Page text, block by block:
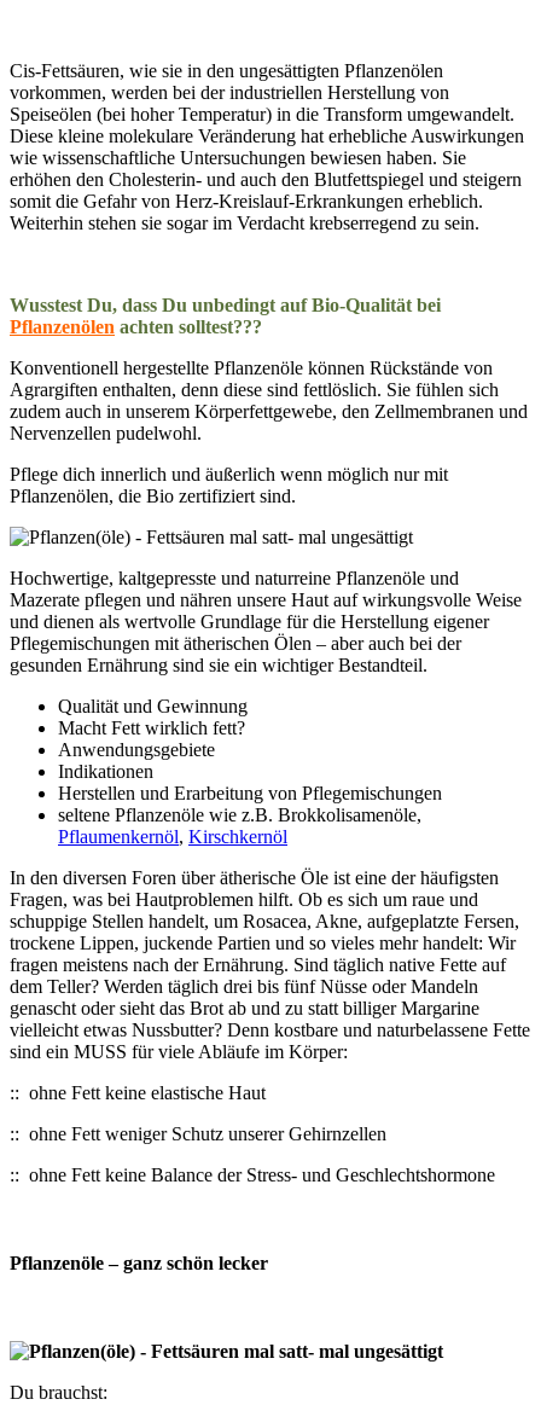
Cis-Fettsäuren, wie sie in den ungesättigten Pflanzenölen
vorkommen, werden bei der industriellen Herstellung von
Speiseölen (bei hoher Temperatur) in die Transform umgewandelt.
Diese kleine molekulare Veränderung hat erhebliche Auswirkungen
wie wissenschaftliche Untersuchungen bewiesen haben. Sie
erhöhen den Cholesterin- und auch den Blutfettspiegel und steigern
somit die Gefahr von Herz-Kreislauf-Erkrankungen erheblich.
Weiterhin stehen sie sogar im Verdacht krebserregend zu sein.
Wusstest Du, dass Du unbedingt auf Bio-Qualität bei
Pflanzenölen achten solltest???
Konventionell hergestellte Pflanzenöle können Rückstände von
Agrargiften enthalten, denn diese sind fettlöslich. Sie fühlen sich
zudem auch in unserem Körperfettgewebe, den Zellmembranen und
Nervenzellen pudelwohl.
Pflege dich innerlich und äußerlich wenn möglich nur mit
Pflanzenölen, die Bio zertifiziert sind.
Hochwertige, kaltgepresste und naturreine Pflanzenöle und
Mazerate pflegen und nähren unsere Haut auf wirkungsvolle Weise
und dienen als wertvolle Grundlage für die Herstellung eigener
Pflegemischungen mit ätherischen Ölen – aber auch bei der
gesunden Ernährung sind sie ein wichtiger Bestandteil.
Qualität und Gewinnung
Macht Fett wirklich fett?
Anwendungsgebiete
Indikationen
Herstellen und Erarbeitung von Pflegemischungen
seltene Pflanzenöle wie z.B. Brokkolisamenöle,
Pflaumenkernöl, Kirschkernöl
In den diversen Foren über ätherische Öle ist eine der häufigsten
Fragen, was bei Hautproblemen hilft. Ob es sich um raue und
schuppige Stellen handelt, um Rosacea, Akne, aufgeplatzte Fersen,
trockene Lippen, juckende Partien und so vieles mehr handelt: Wir
fragen meistens nach der Ernährung. Sind täglich native Fette auf
dem Teller? Werden täglich drei bis fünf Nüsse oder Mandeln
genascht oder sieht das Brot ab und zu statt billiger Margarine
vielleicht etwas Nussbutter? Denn kostbare und naturbelassene Fette
sind ein MUSS für viele Abläufe im Körper:
:: ohne Fett keine elastische Haut
:: ohne Fett weniger Schutz unserer Gehirnzellen
:: ohne Fett keine Balance der Stress- und Geschlechtshormone
Pflanzenöle – ganz schön lecker
Du brauchst: